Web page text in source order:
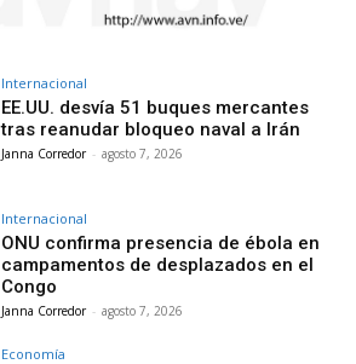
Internacional
EE.UU. desvía 51 buques mercantes
tras reanudar bloqueo naval a Irán
Janna Corredor - agosto 7, 2026
Internacional
ONU confirma presencia de ébola en
campamentos de desplazados en el
Congo
Janna Corredor - agosto 7, 2026
Economía